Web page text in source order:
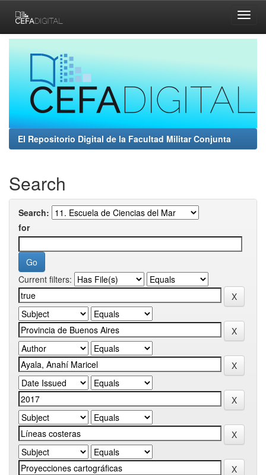
navigation
El Repositorio Digital de la Facultad Militar Conjunta
Search
Search:
for
Current filters: